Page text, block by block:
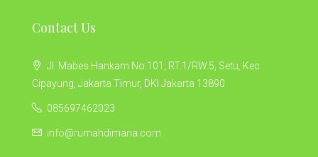
Contact Us
Jl. Mabes Hankam No.101, RT.1/RW.5, Setu, Kec.
Cipayung, Jakarta Timur, DKI Jakarta 13890
085697462023
info@rumahdimana.com